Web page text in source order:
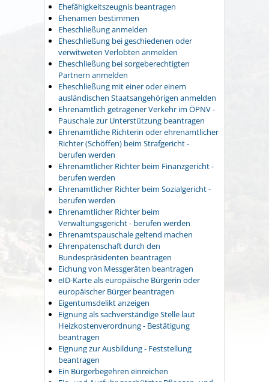
Ehefähigkeitszeugnis beantragen
Ehenamen bestimmen
Eheschließung anmelden
Eheschließung bei geschiedenen oder
verwitweten Verlobten anmelden
Eheschließung bei sorgeberechtigten
Partnern anmelden
Eheschließung mit einer oder einem
ausländischen Staatsangehörigen anmelden
Ehrenamtlich getragener Verkehr im ÖPNV -
Pauschale zur Unterstützung beantragen
Ehrenamtliche Richterin oder ehrenamtlicher
Richter (Schöffen) beim Strafgericht -
berufen werden
Ehrenamtlicher Richter beim Finanzgericht -
berufen werden
Ehrenamtlicher Richter beim Sozialgericht -
berufen werden
Ehrenamtlicher Richter beim
Verwaltungsgericht - berufen werden
Ehrenamtspauschale geltend machen
Ehrenpatenschaft durch den
Bundespräsidenten beantragen
Eichung von Messgeräten beantragen
eID-Karte als europäische Bürgerin oder
europäischer Bürger beantragen
Eigentumsdelikt anzeigen
Eignung als sachverständige Stelle laut
Heizkostenverordnung - Bestätigung
beantragen
Eignung zur Ausbildung - Feststellung
beantragen
Ein Bürgerbegehren einreichen